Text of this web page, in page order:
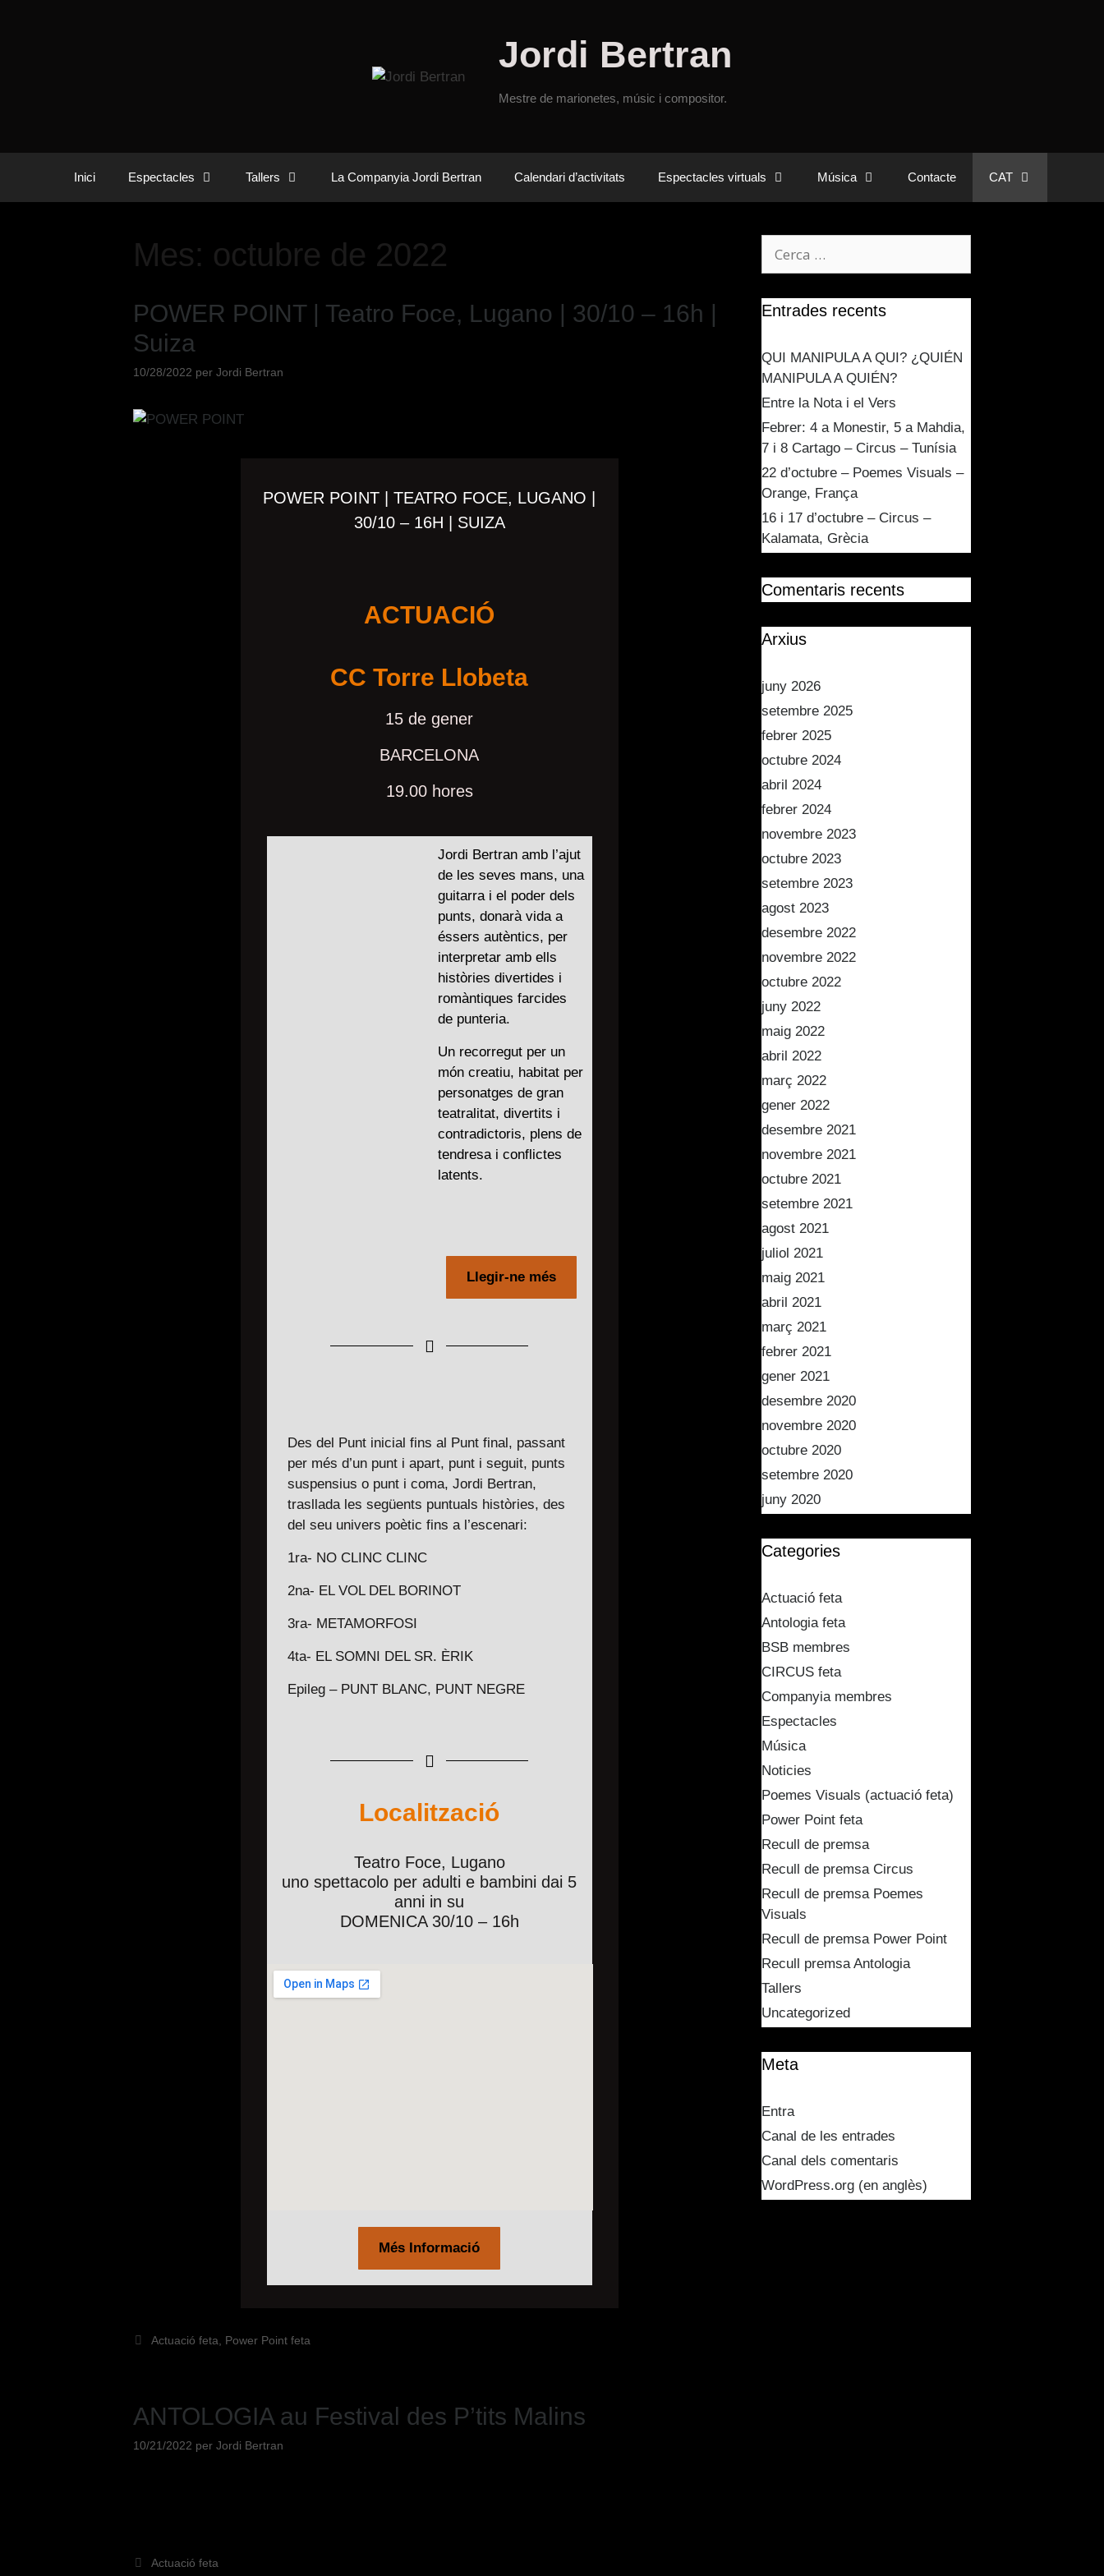
Jordi Bertran
Mestre de marionetes, músic i compositor.
Inici Espectacles Tallers La Companyia Jordi Bertran Calendari d’activitats Espectacles virtuals Música Contacte CAT
Mes: octubre de 2022
POWER POINT | Teatro Foce, Lugano | 30/10 – 16h |
Suiza
10/28/2022 per Jordi Bertran
POWER POINT | TEATRO FOCE, LUGANO |
30/10 – 16H | SUIZA
ACTUACIÓ
CC Torre Llobeta
15 de gener
BARCELONA
19.00 hores
Jordi Bertran amb l’ajut
de les seves mans, una
guitarra i el poder dels
punts, donarà vida a
éssers autèntics, per
interpretar amb ells
històries divertides i
romàntiques farcides
de punteria.
Un recorregut per un
món creatiu, habitat per
personatges de gran
teatralitat, divertits i
contradictoris, plens de
tendresa i conflictes
latents.
Llegir-ne més
Des del Punt inicial fins al Punt final, passant
per més d’un punt i apart, punt i seguit, punts
suspensius o punt i coma, Jordi Bertran,
trasllada les següents puntuals històries, des
del seu univers poètic fins a l’escenari:
1ra- NO CLINC CLINC
2na- EL VOL DEL BORINOT
3ra- METAMORFOSI
4ta- EL SOMNI DEL SR. ÈRIK
Epileg – PUNT BLANC, PUNT NEGRE
Localització
Teatro Foce, Lugano
uno spettacolo per adulti e bambini dai 5
anni in su
DOMENICA 30/10 – 16h
Més Informació
Actuació feta Power Point feta
ANTOLOGIA au Festival des P’tits Malins
10/21/2022 per Jordi Bertran
Actuació feta
Entrades recents
QUI MANIPULA A QUI? ¿QUIÉN
MANIPULA A QUIÉN?
Entre la Nota i el Vers
Febrer: 4 a Monestir, 5 a Mahdia,
7 i 8 Cartago – Circus – Tunísia
22 d’octubre – Poemes Visuals –
Orange, França
16 i 17 d’octubre – Circus –
Kalamata, Grècia
Comentaris recents
Arxius
juny 2026
setembre 2025
febrer 2025
octubre 2024
abril 2024
febrer 2024
novembre 2023
octubre 2023
setembre 2023
agost 2023
desembre 2022
novembre 2022
octubre 2022
juny 2022
maig 2022
abril 2022
març 2022
gener 2022
desembre 2021
novembre 2021
octubre 2021
setembre 2021
agost 2021
juliol 2021
maig 2021
abril 2021
març 2021
febrer 2021
gener 2021
desembre 2020
novembre 2020
octubre 2020
setembre 2020
juny 2020
Categories
Actuació feta
Antologia feta
BSB membres
CIRCUS feta
Companyia membres
Espectacles
Música
Noticies
Poemes Visuals (actuació feta)
Power Point feta
Recull de premsa
Recull de premsa Circus
Recull de premsa Poemes
Visuals
Recull de premsa Power Point
Recull premsa Antologia
Tallers
Uncategorized
Meta
Entra
Canal de les entrades
Canal dels comentaris
WordPress.org (en anglès)